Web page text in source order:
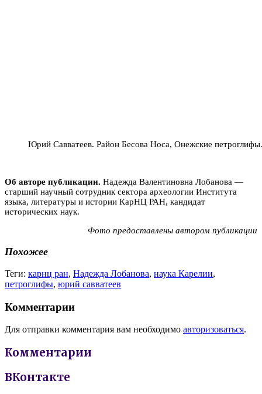
Юрий Савватеев. Район Бесова Носа, Онежские
Об авторе публикации. Надежда Валентиновна Лобанова —
старший научный сотрудник сектора археологии Института
языка, литературы и истории КарНЦ РАН, кандидат
исторических наук.
Фото предоставлены автором публикации
Похожее
Теги: карнц ран, Надежда Лобанова, наука Карелии,
петроглифы, юрий савватеев
Комментарии
Для отправки комментария вам необходимо авторизоваться.
Комментарии
ВКонтакте